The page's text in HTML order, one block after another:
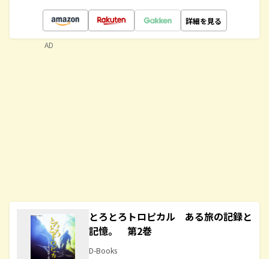
詳細を見る
とろとろトロピカル ある旅の記録と
記憶。 第2巻
D-Books
AD